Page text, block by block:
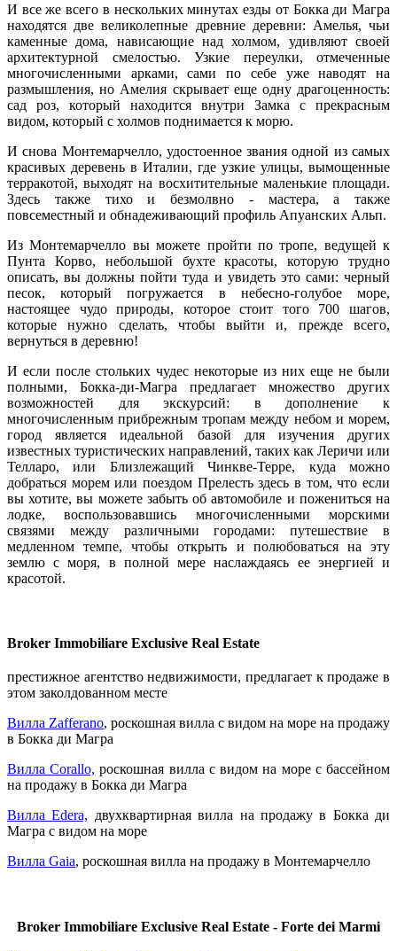
И все же всего в нескольких минутах езды от Бокка ди Магра
находятся две великолепные древние деревни: Амелья, чьи
каменные дома, нависающие над холмом, удивляют своей
архитектурной смелостью. Узкие переулки, отмеченные
многочисленными арками, сами по себе уже наводят на
размышления, но Амелия скрывает еще одну драгоценность:
сад роз, который находится внутри Замка с прекрасным
видом, который с холмов поднимается к морю.
И снова Монтемарчелло, удостоенное звания одной из самых
красивых деревень в Италии, где узкие улицы, вымощенные
терракотой, выходят на восхитительные маленькие площади.
Здесь также тихо и безмолвно - мастера, а также
повсеместный и обнадеживающий профиль Апуанских Альп.
Из Монтемарчелло вы можете пройти по тропе, ведущей к
Пунта Корво, небольшой бухте красоты, которую трудно
описать, вы должны пойти туда и увидеть это сами: черный
песок, который погружается в небесно-голубое море,
настоящее чудо природы, которое стоит того 700 шагов,
которые нужно сделать, чтобы выйти и, прежде всего,
вернуться в деревню!
И если после стольких чудес некоторые из них еще не были
полными, Бокка-ди-Магра предлагает множество других
возможностей для экскурсий: в дополнение к
многочисленным прибрежным тропам между небом и морем,
город является идеальной базой для изучения других
известных туристических направлений, таких как Леричи или
Телларо, или Близлежащий Чинкве-Терре, куда можно
добраться морем или поездом Прелесть здесь в том, что если
вы хотите, вы можете забыть об автомобиле и пожениться на
лодке, воспользовавшись многочисленными морскими
связями между различными городами: путешествие в
медленном темпе, чтобы открыть и полюбоваться на эту
землю с моря, в полной мере наслаждаясь ее энергией и
красотой.
Broker Immobiliare Exclusive Real Estate
престижное агентство недвижимости, предлагает к продаже в
этом заколдованном месте
Вилла Zafferano, роскошная вилла с видом на море на продажу
в Бокка ди Магра
Вилла Corallo, роскошная вилла с видом на море с бассейном
на продажу в Бокка ди Магра
Вилла Edera, двухквартирная вилла на продажу в Бокка ди
Магра с видом на море
Вилла Gaia, роскошная вилла на продажу в Монтемарчелло
Broker Immobiliare Exclusive Real Estate - Forte dei Marmi